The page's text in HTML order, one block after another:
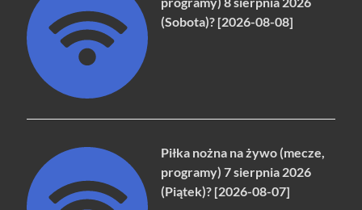
(Sobota)? [2026-08-08]
Piłka nożna na żywo (mecze,
programy) 7 sierpnia 2026
(Piątek)? [2026-08-07]